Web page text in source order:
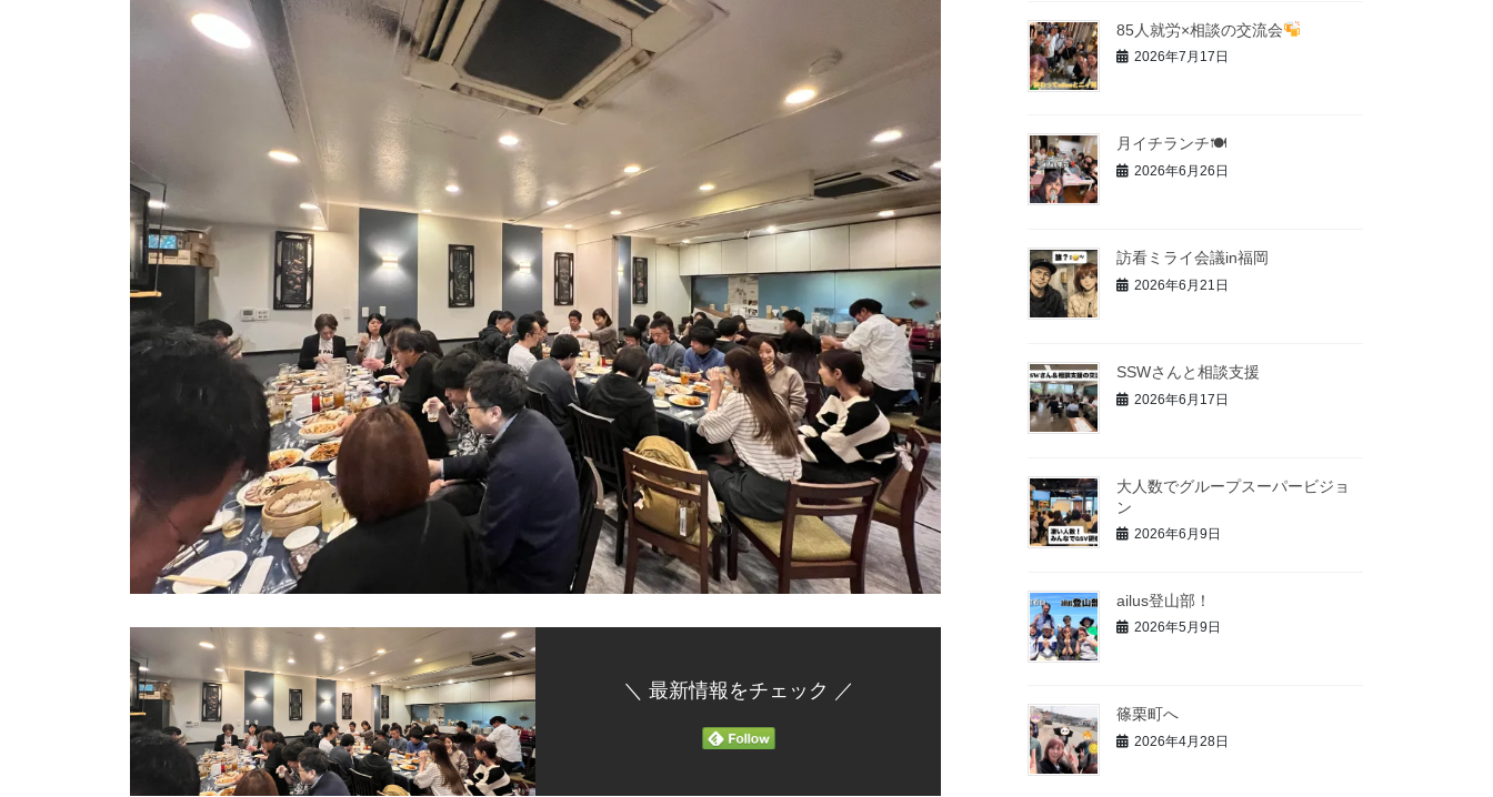
＼ 最新情報をチェック ／
85人就労×相談の交流会
2026年7月17日
月イチランチ🍽
2026年6月26日
訪看ミライ会議in福岡
2026年6月21日
SSWさんと相談支援
2026年6月17日
大人数でグループスーパービジョ
ン
2026年6月9日
ailus登山部！
2026年5月9日
篠栗町へ
2026年4月28日